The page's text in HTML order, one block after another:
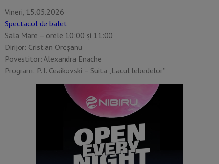
Vineri, 15.05.2026
Spectacol de balet
Sala Mare – orele 10:00 și 11:00
Dirijor: Cristian Oroșanu
Povestitor: Alexandra Enache
Program: P. I. Ceaikovski – Suita „Lacul lebedelor”